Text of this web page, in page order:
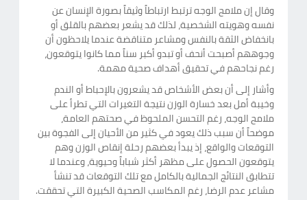
وقال إن ملامح الوجه ترتبط ارتباطاً وثيقاً بصورة الإنسان عن
نفسه وهويته الشخصية، لذلك قد يشعر بعضهم بالقلق أو
بانخفاض الثقة بالنفس ومشاعر متناقضة عندما يلاحظون أن
وجوههم أصبحت أنحف أو تبدو أكبر سناً مما كانوا يتوقعون،
رغم نجاحهم في تحقيق أهداف صحية مهمة.
وأشار إلى أن بعض الأشخاص قد يشعرون بالإحباط أو الندم
وخيبة أمل بعد خسارة الوزن نتيجة التغيرات التي تطرأ على
ملامح الوجه، رغم التحسن الملحوظ في صحتهم العامة،
موضحاً أن سبب ذلك يعود في كثير من الأحيان إلى الفجوة بين
التوقعات والواقع، إذ يبدأ بعضهم رحلة إنقاص الوزن وهم
يتوقعون الحصول على مظهر أكثر شباباً وحيوية، وعندما لا
تتطابق النتائج الجمالية بالكامل مع تلك التوقعات قد تنشأ
مشاعر عدم الرضا، رغم المكاسب الصحية الكبيرة التي تحققت.